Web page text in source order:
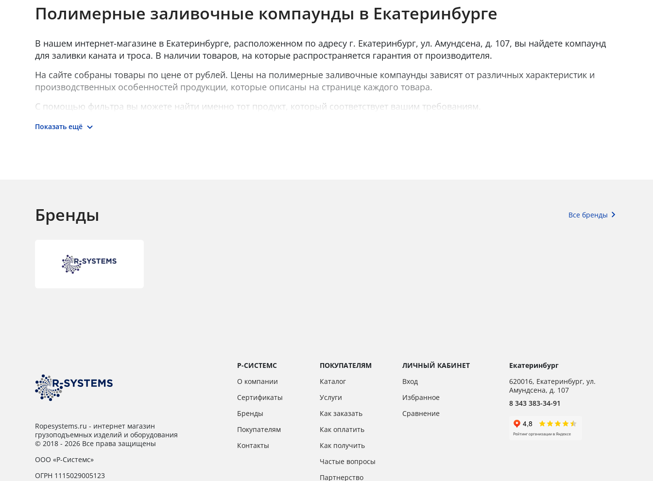
Полимерные заливочные компаунды в Екатеринбурге
В нашем интернет-магазине в Екатеринбурге, расположенном по адресу г. Екатеринбург, ул. Амундсена, д. 107, вы найдете компаунд
для заливки каната и троса. В наличии товаров, на которые распространяется гарантия от производителя.
На сайте собраны товары по цене от рублей. Цены на полимерные заливочные компаунды зависят от различных характеристик и
производственных особенностей продукции, которые описаны на странице каждого товара.
С помощью фильтра вы можете найти именно тот продукт, который соответствует вашим требованиям.
Показать ещё
Бренды Все бренды
Ropesystems.ru - интернет магазин
грузоподъемных изделий и оборудования
© 2018 - 2026 Все права защищены
ООО «Р-Системс»
ОГРН 1115029005123
Р-СИСТЕМС
О компании
Сертификаты
Бренды
Покупателям
Контакты
ПОКУПАТЕЛЯМ
Каталог
Услуги
Как заказать
Как оплатить
Как получить
Частые вопросы
Партнерство
ЛИЧНЫЙ КАБИНЕТ
Вход
Избранное
Сравнение
Екатеринбург
620016, Екатеринбург, ул.
Амундсена, д. 107
8 343 383-34-91